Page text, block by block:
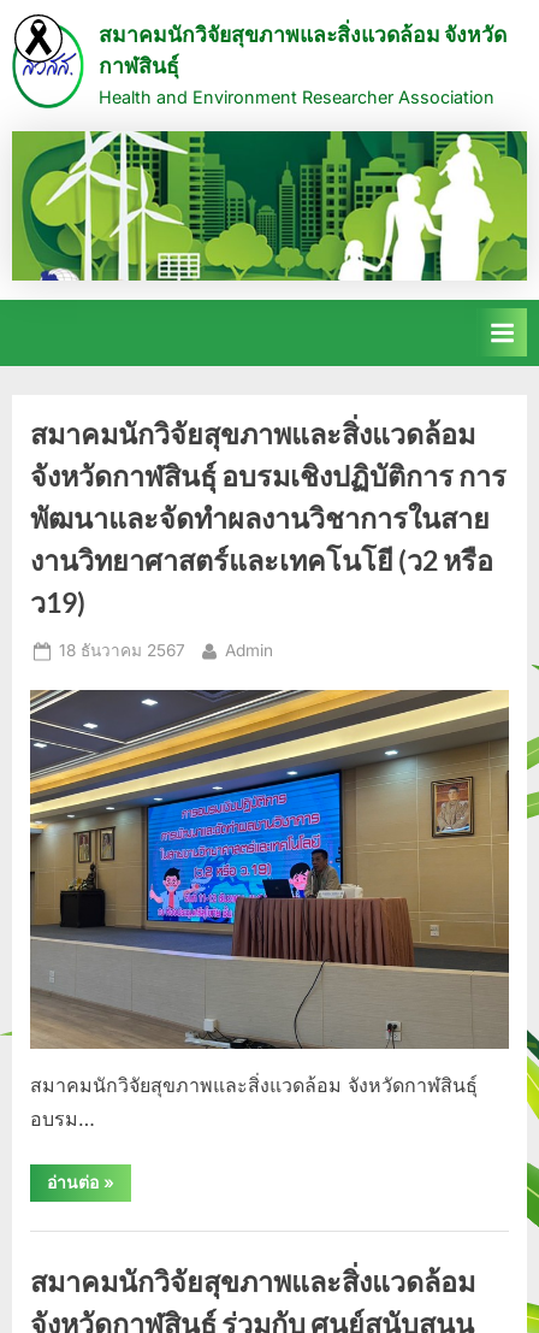
Skip
to
content
สมาคมนักวิจัยสุขภาพและสิ่งแวดล้อม จังหวัด
กาฬสินธุ์
Health and Environment Researcher Association
เดือน:
ธันวาคม
2567
สมาคมนักวิจัยสุขภาพและสิ่งแวดล้อม
จังหวัดกาฬสินธุ์ อบรมเชิงปฏิบัติการ การ
พัฒนาและจัดทำผลงานวิชาการในสาย
งานวิทยาศาสตร์และเทคโนโยี (ว2 หรือ
ว19)
Posted
18 ธันวาคม 2567 By
Admin
สมาคมนักวิจัยสุขภาพและสิ่งแวดล้อม จังหวัดกาฬสินธุ์
อบรม…
อ่านต่อ“สมาคม
นัก
สุขภาพ
แวดล้อม
จังหวัด
กาฬสินธุ์
»
ประชาสัมพันธ์
สมาคมนักวิจัยสุขภาพและสิ่งแวดล้อม
จังหวัดกาฬสินธุ์ ร่วมกับ ศูนย์สนับสนุน